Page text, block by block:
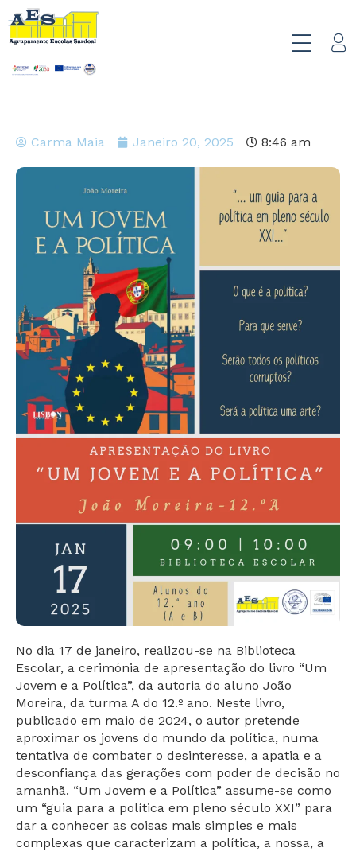
Carma Maia Janeiro 20, 2025 8:46 am
No dia 17 de janeiro, realizou-se na Biblioteca
Escolar, a cerimónia de apresentação do livro “Um
Jovem e a Política”, da autoria do aluno João
Moreira, da turma A do 12.º ano. Neste livro,
publicado em maio de 2024, o autor pretende
aproximar os jovens do mundo da política, numa
tentativa de combater o desinteresse, a apatia e a
desconfiança das gerações com poder de decisão no
amanhã. “Um Jovem e a Política” assume-se como
um “guia para a política em pleno século XXI” para
dar a conhecer as coisas mais simples e mais
complexas que caracterizam a política, a nossa, a